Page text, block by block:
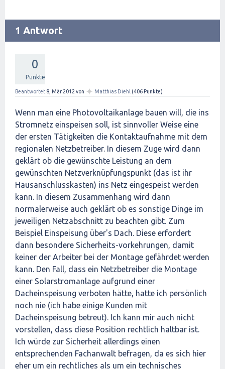
1 Antwort
0
Punkte
Beantwortet 8, Mär 2012 von ✦ Matthias Diehl (406 Punkte)
Wenn man eine Photovoltaikanlage bauen will, die ins
Stromnetz einspeisen soll, ist sinnvoller Weise eine
der ersten Tätigkeiten die Kontaktaufnahme mit dem
regionalen Netzbetreiber. In diesem Zuge wird dann
geklärt ob die gewünschte Leistung an dem
gewünschten Netzverknüpfungspunkt (das ist ihr
Hausanschlusskasten) ins Netz eingespeist werden
kann. In diesem Zusammenhang wird dann
normalerweise auch geklärt ob es sonstige Dinge im
jeweiligen Netzabschnitt zu beachten gibt. Zum
Beispiel Einspeisung über's Dach. Diese erfordert
dann besondere Sicherheits-vorkehrungen, damit
keiner der Arbeiter bei der Montage gefährdet werden
kann. Den Fall, dass ein Netzbetreiber die Montage
einer Solarstromanlage aufgrund einer
Dacheinspeisung verboten hätte, hatte ich persönlich
noch nie (ich habe einige Kunden mit
Dacheinspeisung betreut). Ich kann mir auch nicht
vorstellen, dass diese Position rechtlich haltbar ist.
Ich würde zur Sicherheit allerdings einen
entsprechenden Fachanwalt befragen, da es sich hier
eher um ein rechtliches als um ein technisches